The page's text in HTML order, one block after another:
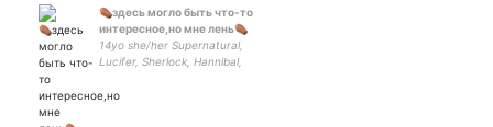
⚰️здесь могло быть что-то
интересное,но мне лень⚰️
14yo she/her Supernatural,
Lucifer, Sherlock, Hannibal,
for interesting and weird